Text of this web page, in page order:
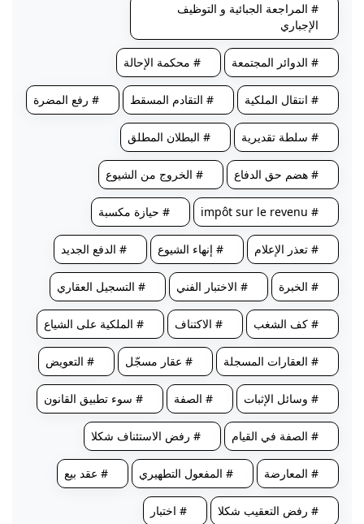
# المراجعة الجبائية و التوظيف
الإجباري
# الدوائر المجتمعة # محكمة الإحالة
# انتقال الملكية # التقادم المسقط # رفع المضرة
# سلطة تقديرية # البطلان المطلق
# هضم حق الدفاع # الخروج من الشيوع
# impôt sur le revenu # حيازة مكسبة
# تعذر الإعلام # إنهاء الشيوع # الدفع الجديد
# الخبرة # الاختبار الفني # التسجيل العقاري
# كف الشغب # الاكتناف # الملكية على الشياع
# العقارات المسجلة # عقار مسجّل # التعويض
# وسائل الإثبات # الصفة # سوء تطبيق القانون
# الصفة في القيام # رفض الاستئناف شكلا
# المعارضة # المفعول التطهيري # عقد بيع
# رفض التعقيب شكلا # اختبار